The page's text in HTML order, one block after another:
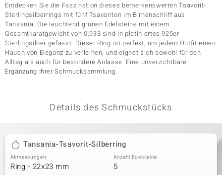
Entdecken Sie die Faszination dieses bemerkenswerten Tsavorit-
Sterlingsilberrings mit fünf Tsavoriten im Birnenschliff aus
Tansania. Die leuchtend grünen Edelsteine mit einem
Gesamtkaratgewicht von 0,933 sind in platiniertes 925er
Sterlingsilber gefasst. Dieser Ring ist perfekt, um jedem Outfit einen
Hauch von Eleganz zu verleihen, und eignet sich sowohl für den
Alltag als auch für besondere Anlässe. Eine unverzichtbare
Ergänzung Ihrer Schmucksammlung.
Details des Schmuckstücks
Tansania-Tsavorit-Silberring
Abmessungen
Ring - 22x23 mm
Anzahl Edelsteine
5